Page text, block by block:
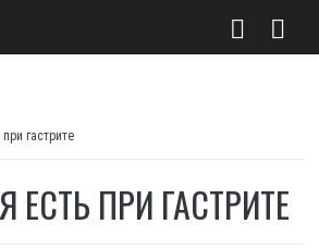
гастрите
ЕСТЬ ПРИ ГАСТРИТЕ